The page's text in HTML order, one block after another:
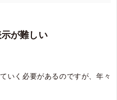
が難しい
いく必要があるのですが、年々